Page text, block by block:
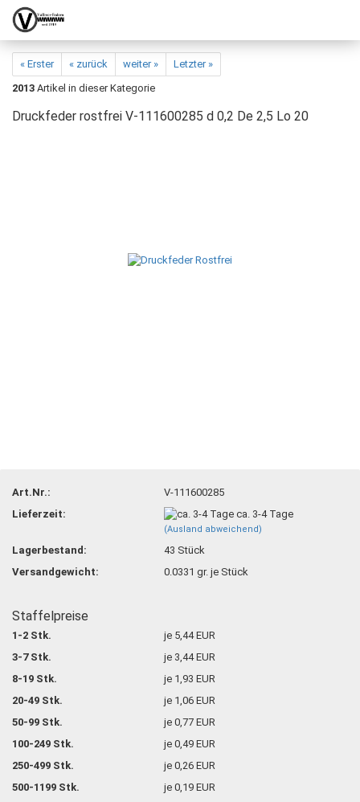
« Erster « zurück weiter »
Letzter »
2013 Artikel in dieser Kategorie
Druckfeder rostfrei V-111600285 d 0,2 De 2,5 Lo 20
Art.Nr.:
V-111600285
Lieferzeit:
ca. 3-4 Tage
(Ausland abweichend)
Lagerbestand: 43 Stück
Versandgewicht:
0.0331 gr. je Stück
Staffelpreise
1-2 Stk.
je 5,44 EUR
3-7 Stk.
je 3,44 EUR
8-19 Stk.
je 1,93 EUR
20-49 Stk.
je 1,06 EUR
50-99 Stk.
je 0,77 EUR
100-249 Stk.
je 0,49 EUR
250-499 Stk.
je 0,26 EUR
500-1199 Stk.
je 0,19 EUR